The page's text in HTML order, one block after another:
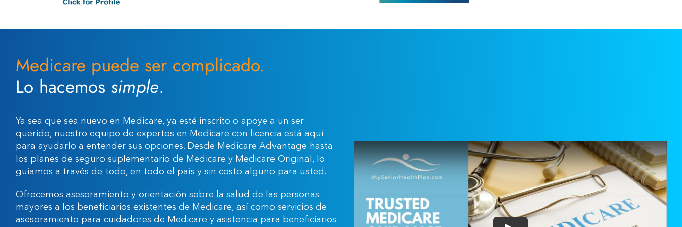
Medicare puede ser complicado.
Lo hacemos simple.
Ya sea que sea nuevo en Medicare, ya esté inscrito o apoye a un ser
querido, nuestro equipo de expertos en Medicare con licencia está aquí
para ayudarlo a entender sus opciones. Desde Medicare Advantage hasta
los planes de seguro suplementario de Medicare y Medicare Original, lo
guiamos a través de todo, en todo el país y sin costo alguno para usted.
Ofrecemos asesoramiento y orientación sobre la salud de las personas
mayores a los beneficiarios existentes de Medicare, así como servicios de
asesoramiento para cuidadores de Medicare y asistencia para beneficiarios